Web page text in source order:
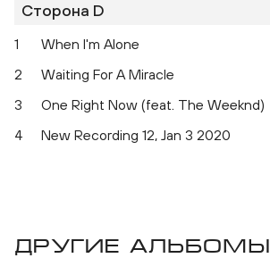
Сторона D
1 When I'm Alone
2
Waiting For A Miracle
3
One Right Now (feat. The Weeknd)
4
New Recording 12, Jan 3 2020
Другие альбомы